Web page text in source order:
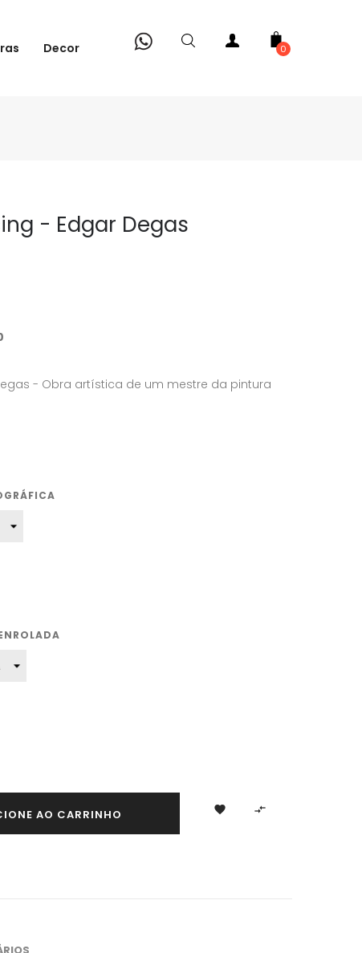
Decor 0
- Edgar Degas
- Obra artística de um mestre da pintura
AO CARRINHO  